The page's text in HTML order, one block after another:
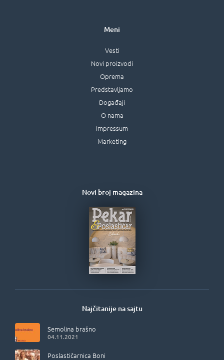
Meni
Vesti
Novi proizvodi
Oprema
Predstavljamo
Događaji
O nama
Impressum
Marketing
Najčitanije na sajtu
Semolina brašno
04.11.2021
Poslastičarnica Boni
Novi broj magazina